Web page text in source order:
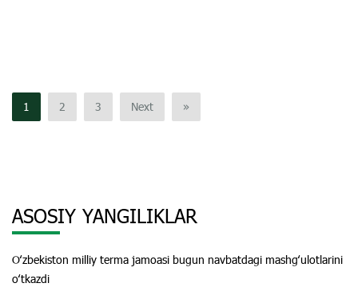
1 2 3 Next »
ASOSIY YANGILIKLAR
Oʻzbekiston milliy terma jamoasi bugun navbatdagi mashgʻulotlarini
oʻtkazdi